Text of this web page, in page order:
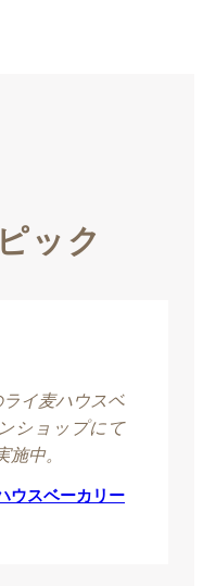
ック
イ麦ハウスベ
ショップにて
中。
ウスベーカリー